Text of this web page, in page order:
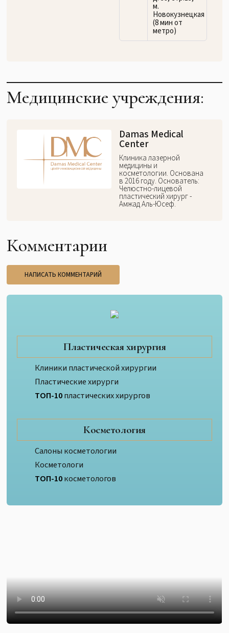
м.
Новокузнецкая
(8 мин от
метро)
Медицинские учреждения:
Damas Medical
Center
Клиника лазерной
медицины и
косметологии. Основана
в 2016 году. Основатель:
Челюстно-лицевой
пластический хирург -
Амжад Аль-Юсеф.
Комментарии
НАПИСАТЬ КОММЕНТАРИЙ
Пластическая хирургия
Клиники пластической хирургии
Пластические хирурги
ТОП-10пластических хирургов
Косметология
Салоны косметологии
Косметологи
ТОП-10косметологов